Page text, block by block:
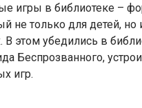
игры в библиотеке –
не только для детей, но
В этом убедились в
Беспрозванного,
игр.